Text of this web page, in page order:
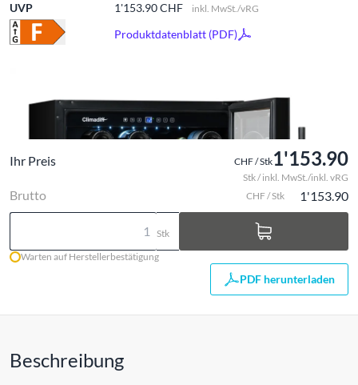
UVP
1'153.90 CHF inkl. MwSt./vRG
Produktdatenblatt (PDF)
Ihr Preis CHF / Stk1'153.90
Stk / inkl. MwSt./inkl. vRG
Brutto CHF / Stk 1'153.90
Stk
Warten auf Herstellerbestätigung
PDF herunterladen
Beschreibung